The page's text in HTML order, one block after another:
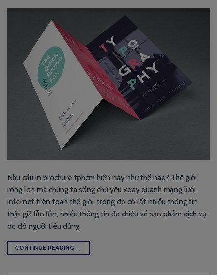
Nhu cầu in brochure tphcm hiện nay như thế nào? Thế giới
rộng lớn mà chúng ta sống chủ yếu xoay quanh mạng lưới
internet trên toàn thế giới, trong đó có rất nhiều thông tin
thật giả lẫn lỗn, nhiều thông tin đa chiều về sản phẩm dịch vụ,
do đó người tiêu dùng
CONTINUE READING →